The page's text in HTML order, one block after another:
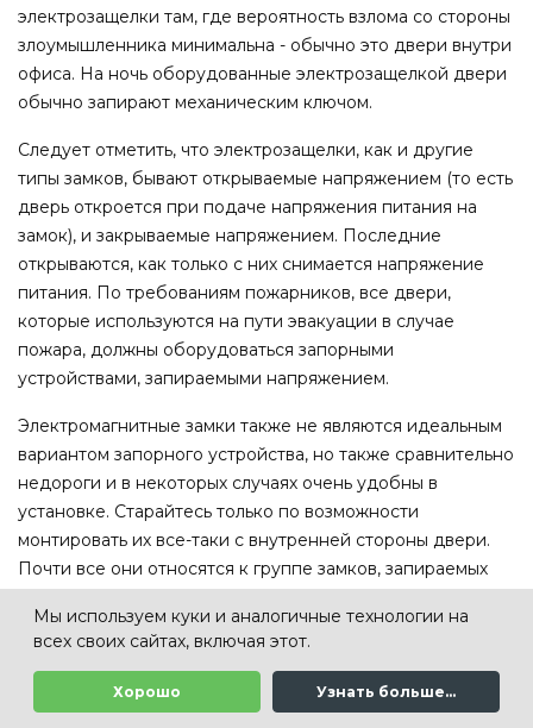
электрозащелки там, где вероятность взлома со стороны
злоумышленника минимальна - обычно это двери внутри
офиса. На ночь оборудованные электрозащелкой двери
обычно запирают механическим ключом.
Следует отметить, что электрозащелки, как и другие
типы замков, бывают открываемые напряжением (то есть
дверь откроется при подаче напряжения питания на
замок), и закрываемые напряжением. Последние
открываются, как только с них снимается напряжение
питания. По требованиям пожарников, все двери,
которые используются на пути эвакуации в случае
пожара, должны оборудоваться запорными
устройствами, запираемыми напряжением.
Электромагнитные замки также не являются идеальным
вариантом запорного устройства, но также сравнительно
недороги и в некоторых случаях очень удобны в
установке. Старайтесь только по возможности
монтировать их все-таки с внутренней стороны двери.
Почти все они относятся к группе замков, запираемых
эвакуации при пожаре.
Электромеханические замки бывают самых разных типов.
Как правило, можно выбрать достаточно устойчивый к
Мы используем куки и аналогичные технологии на
всех своих сайтах, включая этот.
Хорошо Узнать больше...